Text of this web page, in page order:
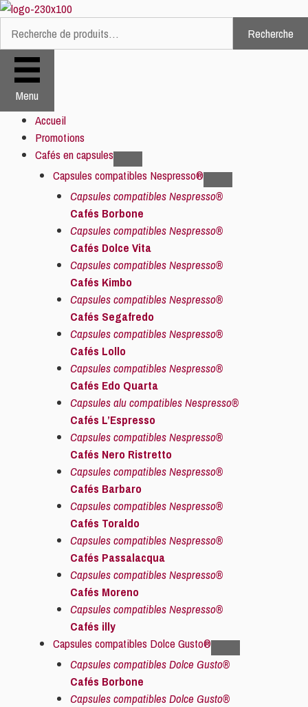
Aller
contenu
Recherche
pour :
Recherche
Menu
Accueil
Promotions
Cafés en capsules
Capsules compatibles Nespresso®
Capsules compatibles Nespresso®
Cafés Borbone
Capsules compatibles Nespresso®
Cafés Dolce Vita
Capsules compatibles Nespresso®
Cafés Kimbo
Capsules compatibles Nespresso®
Cafés Segafredo
Capsules compatibles Nespresso®
Cafés Lollo
Capsules compatibles Nespresso®
Cafés Edo Quarta
Capsules alu compatibles Nespresso®
Cafés L’Espresso
Capsules compatibles Nespresso®
Cafés Nero Ristretto
Capsules compatibles Nespresso®
Cafés Barbaro
Capsules compatibles Nespresso®
Cafés Toraldo
Capsules compatibles Nespresso®
Cafés Passalacqua
Capsules compatibles Nespresso®
Cafés Moreno
Capsules compatibles Nespresso®
Cafés illy
Capsules compatibles Dolce Gusto®
Capsules compatibles Dolce Gusto®
Cafés Borbone
Capsules compatibles Dolce Gusto®